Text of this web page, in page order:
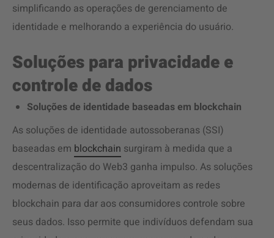
simplificando as operações de gerenciamento de
identidade e melhorando a experiência do usuário.
Soluções para privacidade e
controle de dados
Soluções de identidade baseadas em blockchain
As soluções de identidade autossoberanas (SSI)
baseadas em blockchain surgiram à medida que a
descentralização do Web3 ganha impulso. As soluções
modernas de identificação aproveitam as redes
blockchain para dar aos consumidores controle sobre
seus dados. Isso permite que indivíduos defendam sua